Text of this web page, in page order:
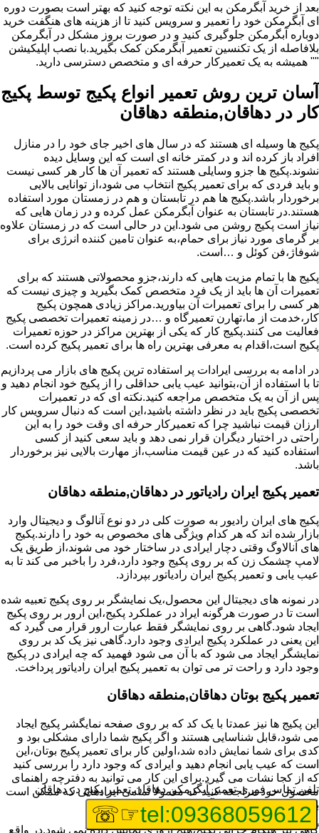
بعد از خرید آبگرمکن به این نکته توجه کنید که بهتر است بصورت دوره
ای آبگرمکن خود را تعمیر و سرویس کنید تا از هزینه های هنگفت خرید
دوباره آبگرمکن جلوگیری کنید و در صورت بروز مشکل در آبگرمکن
بلافاصله از یک تکنسین تعمیر آبگرمکن کمک بگیرید.با نصب اپلیکیشن
"" همیشه به یک تعمیرکار حرفه ای و متخصص دسترسی دارید.
آسان ترین روش تعمیر انواع پکیج توسط پکیج
کار در دهاقان,منطقه دهاقان
پکیج ها وسیله ای هستند که در سال های اخیر جای خود را در منازل
افراد باز کرده اند و در کمتر خانه ای است که این وسایل دیده
نشوند.پکیج ها جزو وسایلی هستند که تعمیر آن ها کار هر کسی نیست
و باید فردی که برای تعمیر پکیج انتخاب می شود،از توانایی بالایی
برخوردار باشد.پکیج ها هم در تابستان و هم در زمستان مورد استفاده
هستند.در تابستان به عنوان آبگرمکن عمل کرده و در زمان هایی که
نیاز است پکیج روشن می شود.این در حالی است که در زمستان علاوه
بر گرمای مورد نیاز برای حمام،به عنوان تامین کننده انرژی برای
شوفاژ،فن کوئل و …است.
پکیج ها با تمام مزیت هایی که دارند،جزو محصولاتی هستند که برای
تعمیرات آن ها باید از یک فرد متخصص کمک بگیرید و چیزی نیست که
هر کسی را برای تعمیرات آن بیاورید.مراکز زیادی همچون پکیج
کار،خدمت از ما،تهارن تعمیرگاه و …در زمینه تعمیرات تخصصی پکیج
فعالیت می کنند.پکیج کار که یکی از بهترین مراکز در حوزه تعمیرات
پکیج است،اقدام به معرفی بهترین راه ها برای تعمیر پکیج کرده است.
در ادامه به بررسی ایرادات پر استفاده ترین پکیج های بازار می پردازیم
تا با استفاده از آن،بتوانید عیب یابی حداقلی را از پکیج خود انجام دهید و
پس از آن به یک متخصص مراجعه کنید.نکته ای که در تعمیرات
تخصصی پکیج باید در نظر داشته باشید،این است که دنبال سرویس کار
ارزان قیمت نباشید چرا که تعمیرکار حرفه ای وقت خود را به این
راحتی در اختیار دیگران قرار نمی دهد و باید سعی کنید از کسی
استفاده کنید که در عین قیمت مناسب،از مهارت بالایی نیز برخوردار
باشد.
تعمیر پکیج ایران رادیاتور در دهاقان,منطقه دهاقان
پکیج های ایران رادیور به صورت کلی در دو نوع آنالوگ و دیجیتال وارد
بازار شده اند که هر کدام ویژگی های مخصوص به خود را دارند.پکیج
های آنالاوگ وقتی دچار ایرادی در ساختار خود می شوند،از طریق یک
لامپ چشمک زن که بر روی پکیج وجود دارد،فرد را باخبر می کند تا به
عیب یابی و تعمیر پکیج ایران رادیاتور بپردازد.
در نمونه های دیجیتال این محصول،یک نمایشگر بر روی پکیج تعبیه شده
است تا در صورت هرگونه ایراد در عملکرد پکیج،این ارور بر روی پکیج
ایجاد شود.گاهی بر روی نمایشگر فقط عبارت ارور قرار می گیرد که
این یعنی در عملکرد پکیج ایرادی وجود دارد.گاهی نیز یک کد بر روی
نمایشگر ایجاد می شود که با آن می شود فهمید که چه ایرادی در پکیج
وجود دارد و راحت تر می توان به تعمیر پکیج ایران رادیاتور پرداخت.
تعمیر پکیج بوتان دهاقان,منطقه دهاقان
این پکیج ها نیز عمدتا با یک کد که بر روی صفحه نمایگشر پکیج ایجاد
می شود،قابل شناسایی هستند و اگر پکیج شما دارای مشکلی بود و
کدی برای شما نمایش داده شد،اولین کار برای تعمیر پکیج بوتان،این
است که عیب یابی انجام دهید و ایرادی که وجود دارد را بررسی کنید
که از کجا نشات می گیرد.برای این کار می توانید به دفترچه راهنمای
محصول خود مراجعه کنید که معمولا تمامی ایرادهایی که ممکن است
برای پکیج پیش بیاید در آن قرار گرفته است.
گاهی نیز هنگام خرابی پکیج،هیچ اروری نمایش داده نمی شود.در واقع
تلفن تماس فوریتعمیر آبگرمکن دهاقان,تعمیر پکیج در دهاقان
tel:09368059612
☞☏